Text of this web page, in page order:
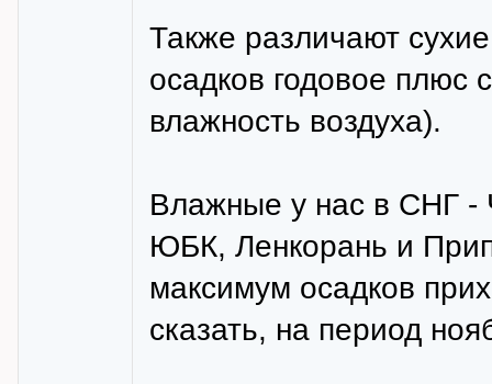
Также различают
осадков годовое плюс
влажность воздуха).
Влажные у нас в СНГ -
ЮБК, Ленкорань и
максимум осадков
сказать, на период